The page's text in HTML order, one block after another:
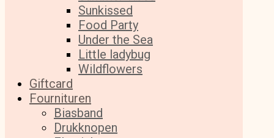
Sunkissed
Food Party
Under the Sea
Little ladybug
Wildflowers
Giftcard
Fournituren
Biasband
Drukknopen